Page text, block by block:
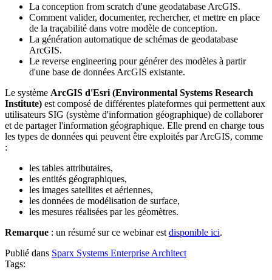
La conception from scratch d'une geodatabase ArcGIS.
Comment valider, documenter, rechercher, et mettre en place
de la traçabilité dans votre modèle de conception.
La génération automatique de schémas de geodatabase
ArcGIS.
Le reverse engineering pour générer des modèles à partir
d'une base de données ArcGIS existante.
Le système ArcGIS d'Esri (Environmental Systems Research
Institute) est composé de différentes plateformes qui permettent aux
utilisateurs SIG (système d'information géographique) de collaborer
et de partager l'information géographique. Elle prend en charge tous
les types de données qui peuvent être exploités par ArcGIS, comme
:
les tables attributaires,
les entités géographiques,
les images satellites et aériennes,
les données de modélisation de surface,
les mesures réalisées par les géomètres.
Remarque : un résumé sur ce webinar est disponible ici.
Publié dans Sparx Systems Enterprise Architect
Tags: